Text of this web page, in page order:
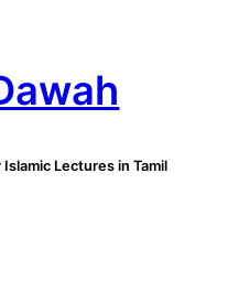
Lectures in Tamil